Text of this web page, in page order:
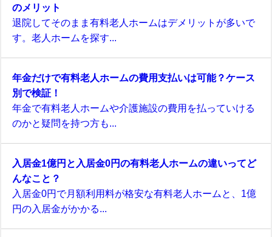
のメリット
退院してそのまま有料老人ホームはデメリットが多いで
す。老人ホームを探す...
年金だけで有料老人ホームの費用支払いは可能？ケース
別で検証！
年金で有料老人ホームや介護施設の費用を払っていける
のかと疑問を持つ方も...
入居金1億円と入居金0円の有料老人ホームの違いってど
んなこと？
入居金0円で月額利用料が格安な有料老人ホームと、1億
円の入居金がかかる...